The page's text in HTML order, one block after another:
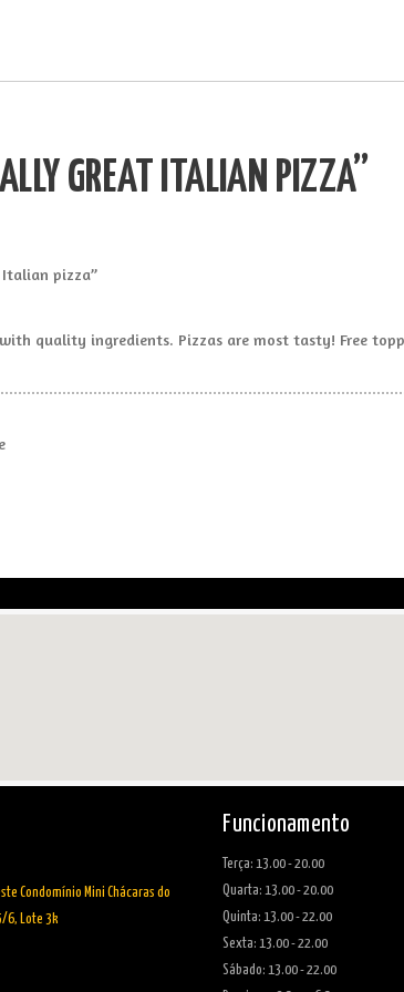
CONTATO
EVENTOS
GREAT ITALIAN PIZZA”
quality ingredients. Pizzas are most tasty! Free
Condomínio Mini Chácaras do
6, Lote 3k
Funcionamento
Terça: 13.00 - 20.00
Quarta: 13.00 - 20.00
Quinta: 13.00 - 22.00
Sexta: 13.00 - 22.00
Sábado: 13.00 - 22.00